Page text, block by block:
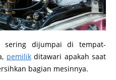
sering dijumpai di tempat-
pemilikditawari apakah saat
bagian mesinnya.